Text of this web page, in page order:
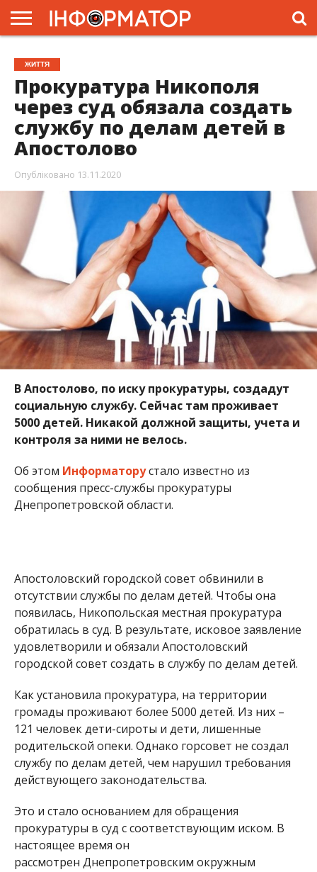
ГОЛОВНА
ЖИТТЯ
ВЛАДА
ГРОШІ
ТРЕШ
ПРЕС-
РЕЛІЗИ
РЕКЛАМА
ПРОЕКТИ
ЖИТТЯ
Прокуратура Никополя
через суд обязала создать
службу по делам детей в
Апостолово
Опубліковано 13.11.2020
В Апостолово, по иску прокуратуры, создадут
социальную службу. Сейчас там проживает
5000 детей. Никакой должной защиты, учета и
контроля за ними не велось.
Об этом Информаторустало известно из
сообщения пресс-службы прокуратуры
Днепропетровской области.
Апостоловский городской совет обвинили в
отсутствии службы по делам детей. Чтобы она
появилась, Никопольская местная прокуратура
обратилась в суд. В результате, исковое заявление
удовлетворили и обязали Апостоловский
городской совет создать в службу по делам детей.
Как установила прокуратура, на территории
громады проживают более 5000 детей. Из них –
121 человек дети-сироты и дети, лишенные
родительской опеки. Однако горсовет не создал
службу по делам детей, чем нарушил требования
действующего законодательства.
Это и стало основанием для обращения
прокуратуры в суд с соответствующим иском. В
настоящее время он
рассмотрен Днепропетровским окружным